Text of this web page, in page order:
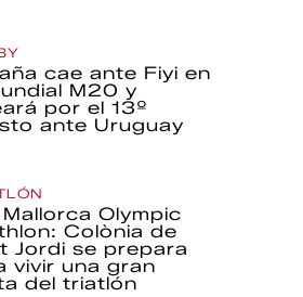
cae ante Fiyi en
M20 y
por el 13º
ante Uruguay
Olympic
Colònia de
Jordi se prepara
vivir una gran
del triatlón